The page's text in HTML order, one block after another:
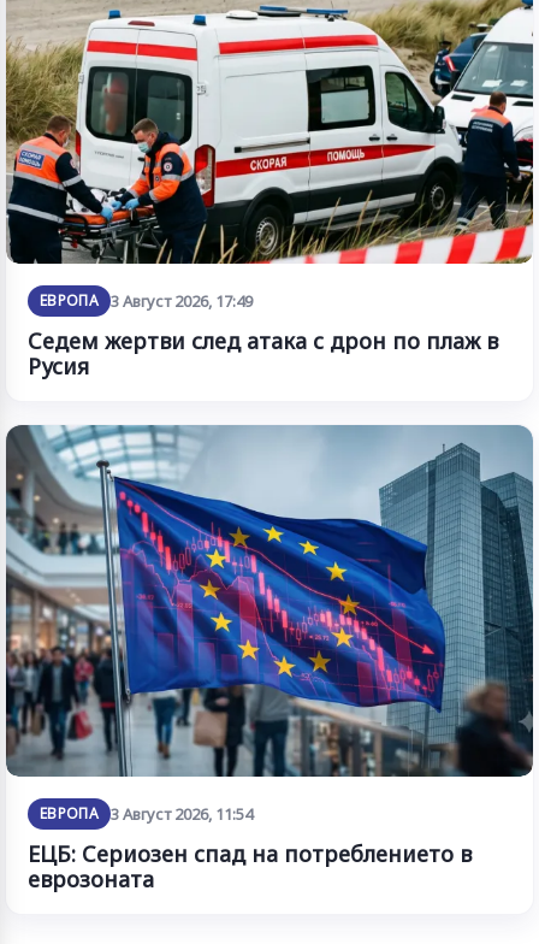
ЕВРОПА 3 Август 2026, 17:49
Седем жертви след атака с дрон по плаж в
Русия
ЕВРОПА 3 Август 2026, 11:54
ЕЦБ: Сериозен спад на потреблението в
еврозоната